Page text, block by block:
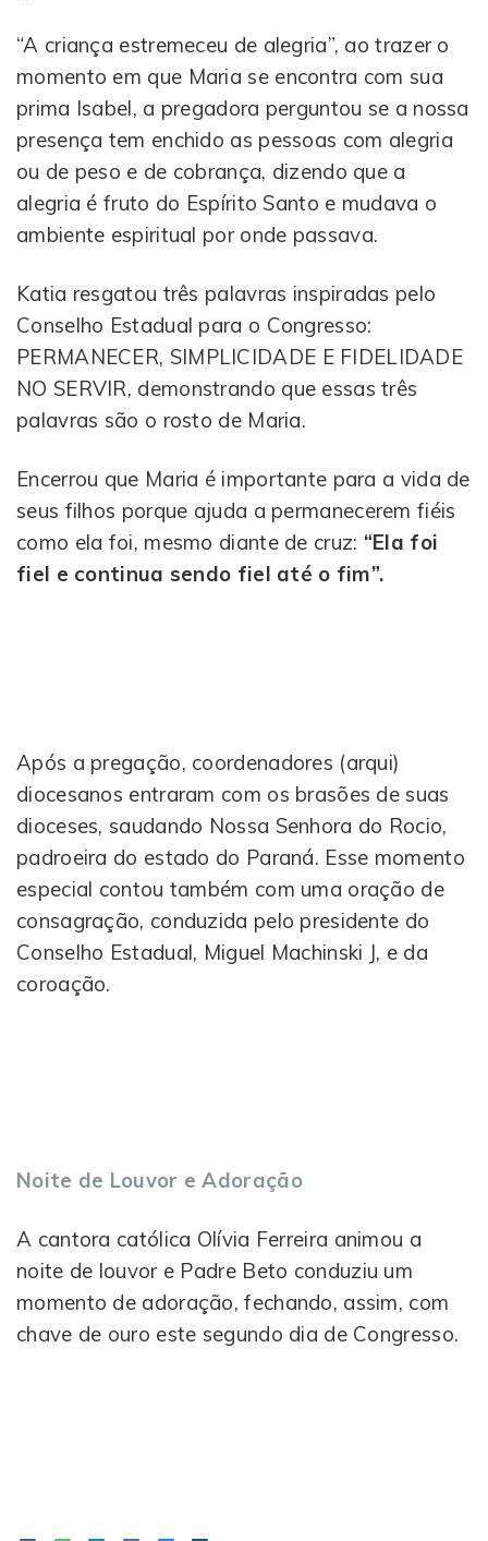
“A criança estremeceu de alegria”, ao trazer o
momento em que Maria se encontra com sua
prima Isabel, a pregadora perguntou se a nossa
presença tem enchido as pessoas com alegria
ou de peso e de cobrança, dizendo que a
alegria é fruto do Espírito Santo e mudava o
ambiente espiritual por onde passava.
Katia resgatou três palavras inspiradas pelo
Conselho Estadual para o Congresso:
PERMANECER, SIMPLICIDADE E FIDELIDADE
NO SERVIR, demonstrando que essas três
palavras são o rosto de Maria.
Encerrou que Maria é importante para a vida de
seus filhos porque ajuda a permanecerem fiéis
como ela foi, mesmo diante de cruz: “Ela foi
fiel e continua sendo fiel até o fim”.
Após a pregação, coordenadores (arqui)
diocesanos entraram com os brasões de suas
dioceses, saudando Nossa Senhora do Rocio,
padroeira do estado do Paraná. Esse momento
especial contou também com uma oração de
consagração, conduzida pelo presidente do
Conselho Estadual, Miguel Machinski J, e da
coroação.
Noite de Louvor e Adoração
A cantora católica Olívia Ferreira animou a
noite de louvor e Padre Beto conduziu um
momento de adoração, fechando, assim, com
chave de ouro este segundo dia de Congresso.